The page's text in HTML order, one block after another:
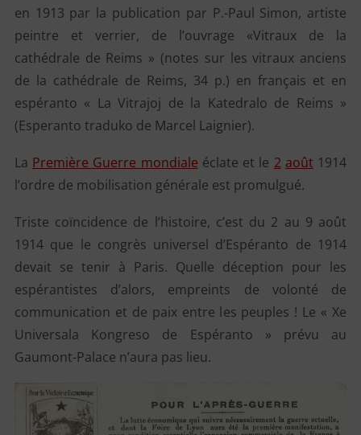
en 1913 par la publication par P.-Paul Simon, artiste
peintre et verrier, de l’ouvrage «Vitraux de la
cathédrale de Reims » (notes sur les vitraux anciens
de la cathédrale de Reims, 34 p.) en français et en
espéranto « La Vitrajoj de la Katedralo de Reims »
(Esperanto traduko de Marcel Laignier).
La Première Guerre mondiale éclate et le 2 août 1914
l’ordre de mobilisation générale est promulgué.
Triste coïncidence de l’histoire, c’est du 2 au 9 août
1914 que le congrès universel d’Espéranto de 1914
devait se tenir à Paris. Quelle déception pour les
espérantistes d’alors, empreints de volonté de
communication et de paix entre les peuples ! Le « Xe
Universala Kongreso de Espéranto » prévu au
Gaumont-Palace n’aura pas lieu.